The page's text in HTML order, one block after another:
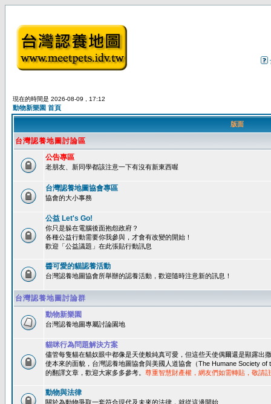
現在的時間是 2026-08-09 , 17:12
動物新樂園 首頁
版面
台灣認養地圖討論區
公告專區
老朋友、新同學都該注意一下有沒有新東西喔
台灣認養地圖協會專區
協會的大小事務
公益 Let's Go!
你只是躲在電腦後面抱怨政府？
各種公益行動需要你我參與，才會有改變的開始！
歡迎「公益議題」在此張貼行動訊息
醬可愛的貓認養活動
台灣認養地圖協會所舉辦的認養活動，歡迎隨時注意新的訊息！
台灣認養地圖討論群
動物新樂園
台灣認養地圖專屬討論園地
貓咪行為問題解決方案
儘管每隻貓在貓奴眼中都像是天使般純真可愛，但這些天使偶爾還是顯露出
使本來的面貌，台灣認養地圖協會與美國人道協會（The Humane Society
的翻譯文章，歡迎大家多多參考。 尊重智慧財產權，網友們如需轉貼，敬請
動物與法律
關於為動物爭取一套符合現代及未來的法律，就從這邊開始